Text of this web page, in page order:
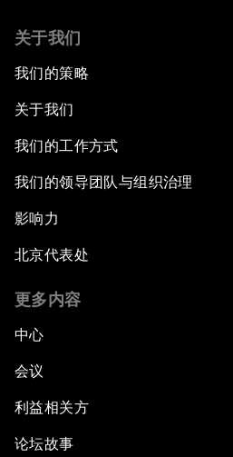
关于我们
我们的策略
关于我们
我们的工作方式
我们的领导团队与组织治理
影响力
北京代表处
更多内容
中心
会议
利益相关方
论坛故事